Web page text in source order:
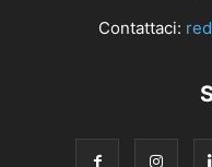
Contattaci: